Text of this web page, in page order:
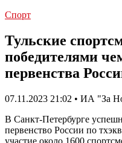
Спорт
Тульские
победителями
первенства
07.11.2023 21:02 • ИА "За
В Санкт-Петербурге
первенство России по
участие около 1600